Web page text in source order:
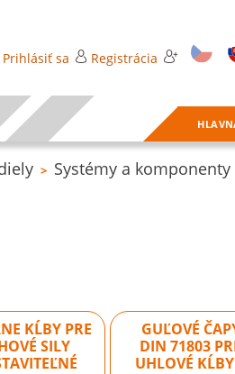
Prihlásiť sa Registrácia
> Systémy a
KĹBY PRE
SILY
GUĽOVÉ
DIN 71803
UHLOVÉ